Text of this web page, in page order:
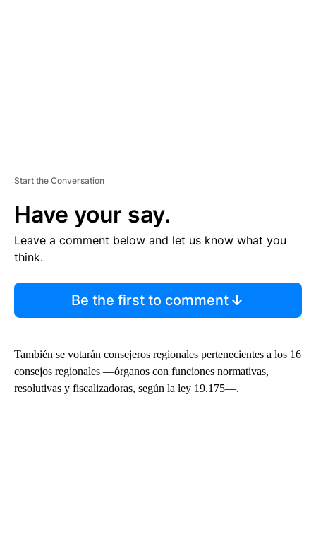
Start the Conversation
Have your say.
Leave a comment below and let us know what you
think.
Be the first to comment
También se votarán consejeros regionales pertenecientes a los 16
consejos regionales —órganos con funciones normativas,
resolutivas y fiscalizadoras, según la ley 19.175—.